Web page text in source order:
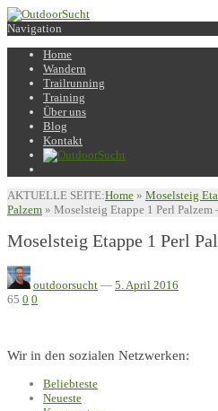
Navigation
Home
Wandern
Trailrunning
Training
Über uns
Blog
Kontakt
AKTUELLE SEITE:Home » Moselsteig
Palzem » Moselsteig Etappe 1 Perl Palzem
Moselsteig Etappe 1 Perl
outdoorsucht — 5. April 2016
65 0 0
Wir in den sozialen Netzwerken:
Beliebteste
Neueste